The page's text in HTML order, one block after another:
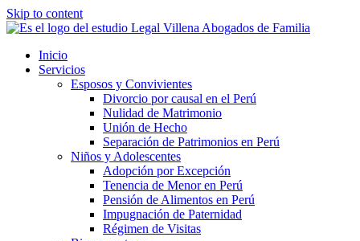
Skip to content
Inicio
Servicios
Esposos y Convivientes
Divorcio por causal en el Perú
Nulidad de Matrimonio
Unión de Hecho
Separación de Patrimonios en Perú
Niños y Adolescentes
Adopción por Excepción
Tenencia de Menor en Perú
Pensión de Alimentos en Perú
Impugnación de Paternidad
Régimen de Visitas